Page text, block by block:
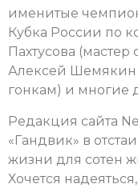
именитые
Кубка России по
Пахтусова (мастер
Алексей
гонкам) и многие
Редакция сайта
«Гандвик» в
жизни для сотен
Хочется